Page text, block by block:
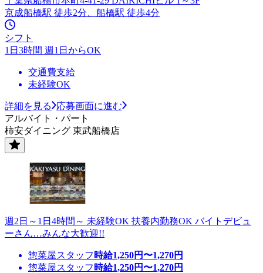
京成船橋駅 徒歩2分、船橋駅 徒歩4分
シフト
1日3時間 週1日からOK
交通費支給
未経験OK
詳細を見る
応募画面に進む
アルバイト・パート
柿安ダイニング 東武船橋店
週2日～1日4時間～ 未経験OK 扶養内勤務OK バイトデビュ
ーさん…みんな大歓迎!!
惣菜屋スタッフ 時給1,250円〜1,270円
惣菜屋スタッフ 時給1,250円〜1,270円